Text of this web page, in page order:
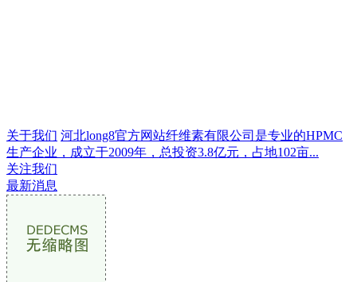
关于我们 河北long8官方网站纤维素有限公司是专业的HPMC
生产企业，成立于2009年，总投资3.8亿元，占地102亩...
关注我们
最新消息